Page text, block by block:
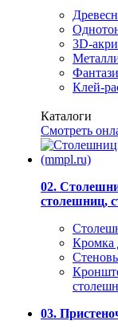
3D-
Клей-
Каталоги
Смотреть
02.
столешниц,
Кромка
03.